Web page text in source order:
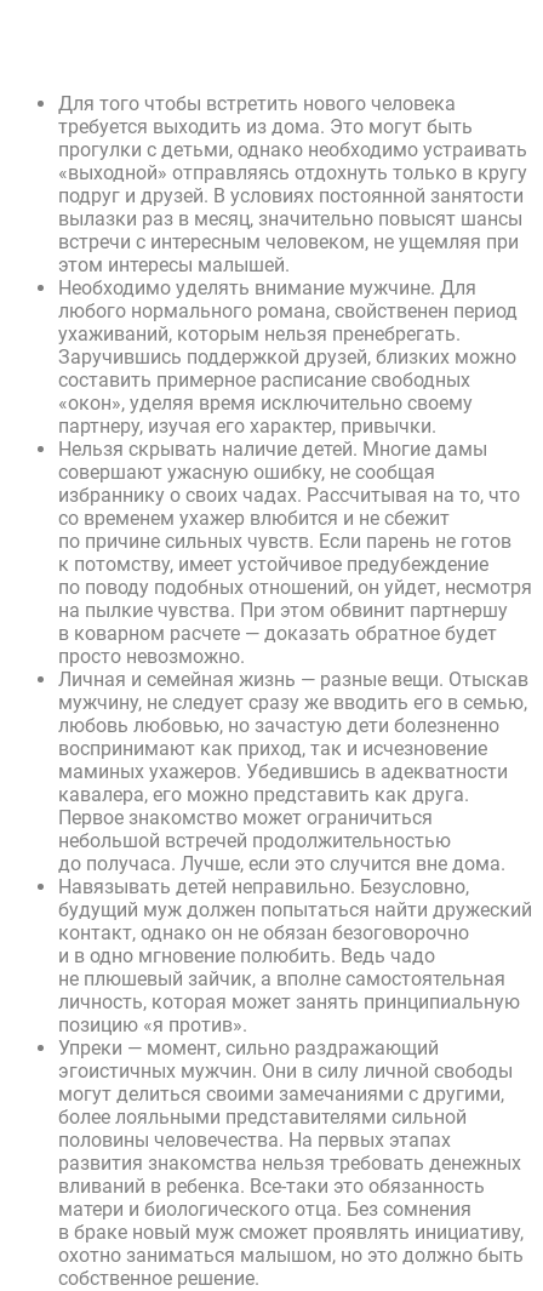
Для того чтобы встретить нового человека
требуется выходить из дома. Это могут быть
прогулки с детьми, однако необходимо устраивать
«выходной» отправляясь отдохнуть только в кругу
подруг и друзей. В условиях постоянной занятости
вылазки раз в месяц, значительно повысят шансы
встречи с интересным человеком, не ущемляя при
этом интересы малышей.
Необходимо уделять внимание мужчине. Для
любого нормального романа, свойственен период
ухаживаний, которым нельзя пренебрегать.
Заручившись поддержкой друзей, близких можно
составить примерное расписание свободных
«окон», уделяя время исключительно своему
партнеру, изучая его характер, привычки.
Нельзя скрывать наличие детей. Многие дамы
совершают ужасную ошибку, не сообщая
избраннику о своих чадах. Рассчитывая на то, что
со временем ухажер влюбится и не сбежит
по причине сильных чувств. Если парень не готов
к потомству, имеет устойчивое предубеждение
по поводу подобных отношений, он уйдет, несмотря
на пылкие чувства. При этом обвинит партнершу
в коварном расчете — доказать обратное будет
просто невозможно.
Личная и семейная жизнь — разные вещи. Отыскав
мужчину, не следует сразу же вводить его в семью,
любовь любовью, но зачастую дети болезненно
воспринимают как приход, так и исчезновение
маминых ухажеров. Убедившись в адекватности
кавалера, его можно представить как друга.
Первое знакомство может ограничиться
небольшой встречей продолжительностью
до получаса. Лучше, если это случится вне дома.
Навязывать детей неправильно. Безусловно,
будущий муж должен попытаться найти дружеский
контакт, однако он не обязан безоговорочно
и в одно мгновение полюбить. Ведь чадо
не плюшевый зайчик, а вполне самостоятельная
личность, которая может занять принципиальную
позицию «я против».
Упреки — момент, сильно раздражающий
эгоистичных мужчин. Они в силу личной свободы
могут делиться своими замечаниями с другими,
более лояльными представителями сильной
половины человечества. На первых этапах
развития знакомства нельзя требовать денежных
вливаний в ребенка. Все-таки это обязанность
матери и биологического отца. Без сомнения
в браке новый муж сможет проявлять инициативу,
охотно заниматься малышом, но это должно быть
собственное решение.